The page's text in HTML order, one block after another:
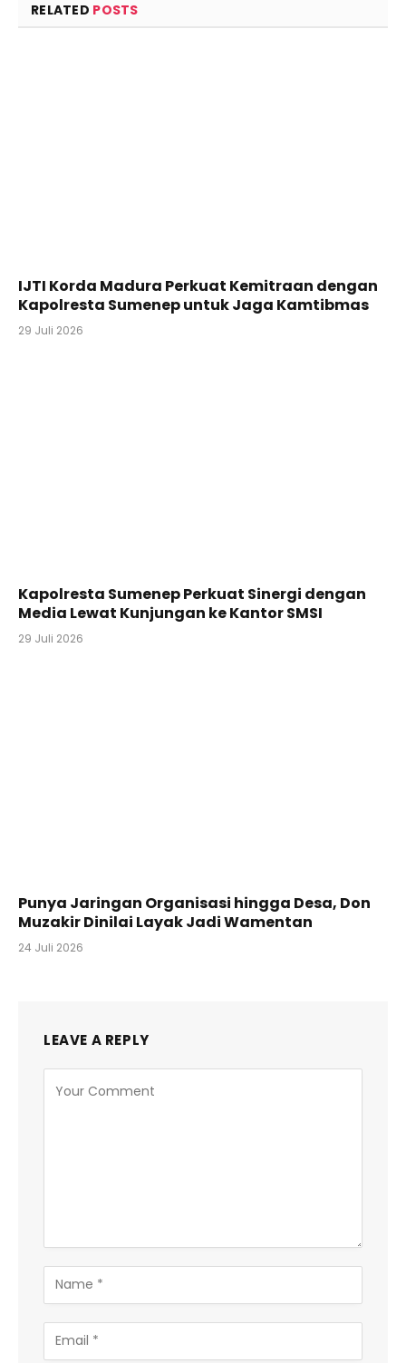
RELATED POSTS
IJTI Korda Madura Perkuat Kemitraan dengan
Kapolresta Sumenep untuk Jaga Kamtibmas
29 Juli 2026
Kapolresta Sumenep Perkuat Sinergi dengan
Media Lewat Kunjungan ke Kantor SMSI
29 Juli 2026
Punya Jaringan Organisasi hingga Desa, Don
Muzakir Dinilai Layak Jadi Wamentan
24 Juli 2026
LEAVE A REPLY